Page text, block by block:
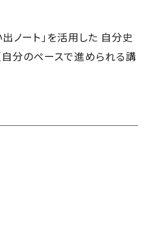
出ノート」を活用した 自分史
自分のペースで進められる講